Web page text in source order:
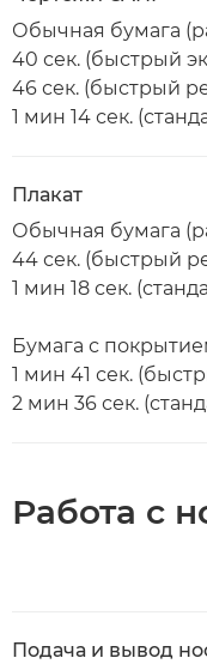
Обычная бумага
40 сек. (быстрый
46 сек. (быстрый
1 мин 14 сек.
Плакат
Обычная бумага
44 сек. (быстрый
1 мин 18 сек.
Бумага с
1 мин 41 сек.
2 мин 36 сек.
Работа с
Подача и вывод